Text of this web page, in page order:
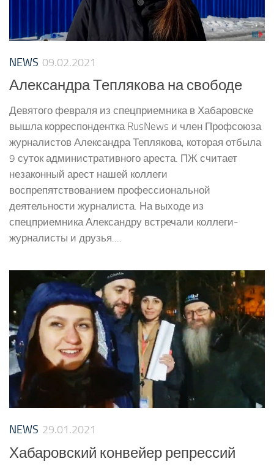
NEWS 09.02.2021
Александра Теплякова на свободе
Девятого февраля из спецприемника в Хабаровске
вышла корреспондентка RusNews и член Профсоюза
журналистов Александра Теплякова, которая отбыла
9 суток административного ареста. ПЖ считает
незаконный арест нашей коллеги
воспрепятствованием профессиональной
деятельности журналиста. На выходе из
спецприемника Александру встречали коллеги-
журналисты и друзья....
NEWS 29.01.2021
Хабаровский конвейер репрессий